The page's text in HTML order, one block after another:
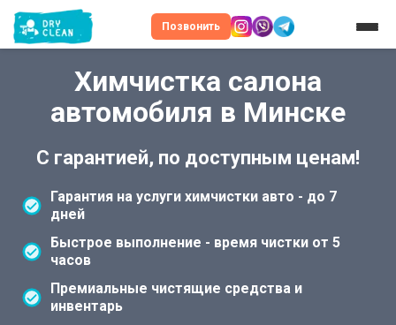
Позвонить
Химчистка салона
автомобиля в Минске
С гарантией, по доступным ценам!
Гарантия на услуги химчистки авто - до 7
дней
Быстрое выполнение - время чистки от 5
часов
Премиальные чистящие средства и
инвентарь